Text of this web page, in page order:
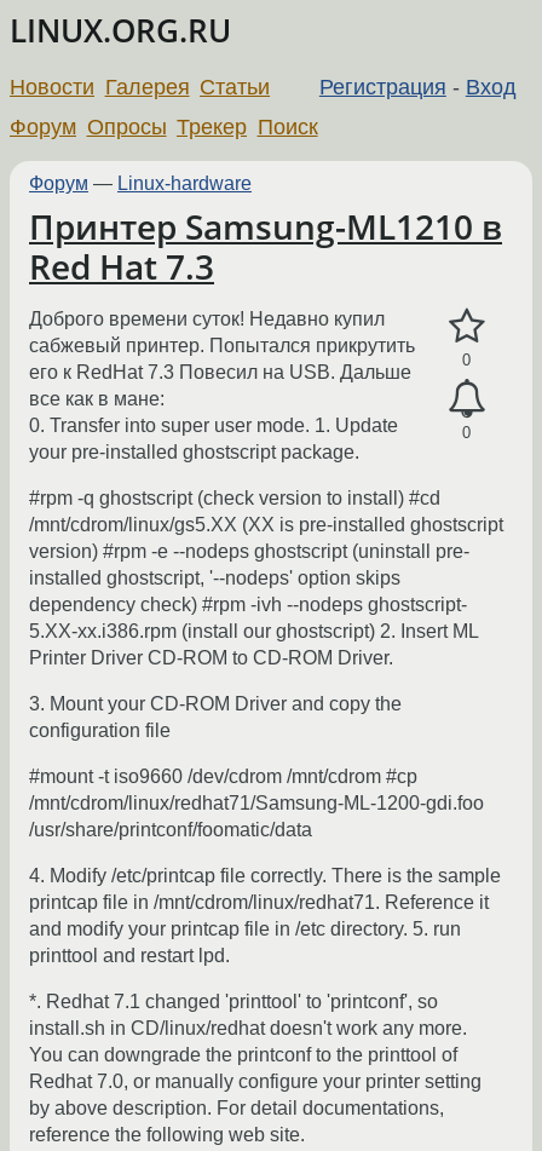
LINUX.ORG.RU
Регистрация - Вход
Новости Галерея Статьи
Форум Опросы Трекер Поиск
Форум — Linux-hardware
Принтер Samsung-ML1210 в
Red Hat 7.3
0
0
Доброго времени суток! Недавно купил
сабжевый принтер. Попытался прикрутить
его к RedHat 7.3 Повесил на USB. Дальше
все как в мане:
0. Transfer into super user mode. 1. Update
your pre-installed ghostscript package.
#rpm -q ghostscript (check version to install) #cd
/mnt/cdrom/linux/gs5.XX (XX is pre-installed ghostscript
version) #rpm -e --nodeps ghostscript (uninstall pre-
installed ghostscript, '--nodeps' option skips
dependency check) #rpm -ivh --nodeps ghostscript-
5.XX-xx.i386.rpm (install our ghostscript) 2. Insert ML
Printer Driver CD-ROM to CD-ROM Driver.
3. Mount your CD-ROM Driver and copy the
configuration file
#mount -t iso9660 /dev/cdrom /mnt/cdrom #cp
/mnt/cdrom/linux/redhat71/Samsung-ML-1200-gdi.foo
/usr/share/printconf/foomatic/data
4. Modify /etc/printcap file correctly. There is the sample
printcap file in /mnt/cdrom/linux/redhat71. Reference it
and modify your printcap file in /etc directory. 5. run
printtool and restart lpd.
*. Redhat 7.1 changed 'printtool' to 'printconf', so
install.sh in CD/linux/redhat doesn't work any more.
You can downgrade the printconf to the printtool of
Redhat 7.0, or manually configure your printer setting
by above description. For detail documentations,
reference the following web site.